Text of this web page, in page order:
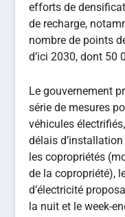
efforts de
de recharge,
nombre de points
d’ici 2030, dont 50
Le gouvernement
série de mesures
véhicules
délais
les copropriétés
de la copropriété),
d’électricité
la nuit et le week-